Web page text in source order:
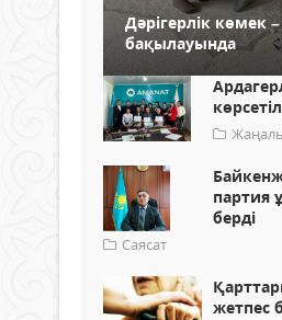
Дәрігерлік көмек
бақылауында
партия
берді
Саясат
жетпес